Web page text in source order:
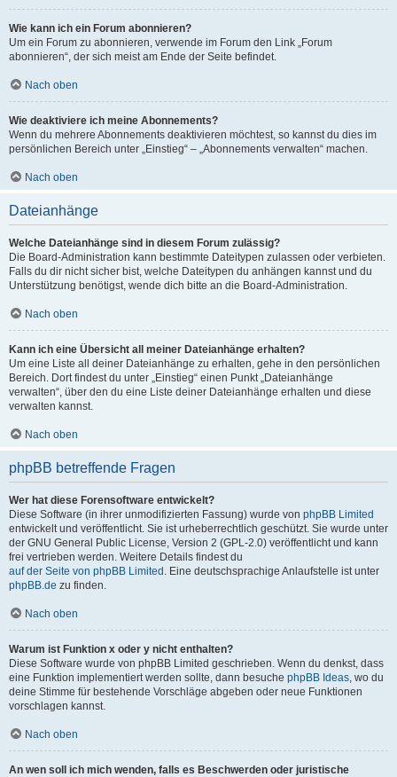
Wie kann ich ein Forum abonnieren?
Um ein Forum zu abonnieren, verwende im Forum den Link „Forum
abonnieren“, der sich meist am Ende der Seite befindet.
Nach oben
Wie deaktiviere ich meine Abonnements?
Wenn du mehrere Abonnements deaktivieren möchtest, so kannst du dies im
persönlichen Bereich unter „Einstieg“ – „Abonnements verwalten“ machen.
Nach oben
Dateianhänge
Welche Dateianhänge sind in diesem Forum zulässig?
Die Board-Administration kann bestimmte Dateitypen zulassen oder verbieten.
Falls du dir nicht sicher bist, welche Dateitypen du anhängen kannst und du
Unterstützung benötigst, wende dich bitte an die Board-Administration.
Nach oben
Kann ich eine Übersicht all meiner Dateianhänge erhalten?
Um eine Liste all deiner Dateianhänge zu erhalten, gehe in den persönlichen
Bereich. Dort findest du unter „Einstieg“ einen Punkt „Dateianhänge
verwalten“, über den du eine Liste deiner Dateianhänge erhalten und diese
verwalten kannst.
Nach oben
phpBB betreffende Fragen
Wer hat diese Forensoftware entwickelt?
Diese Software (in ihrer unmodifizierten Fassung) wurde von phpBB Limited
entwickelt und veröffentlicht. Sie ist urheberrechtlich geschützt. Sie wurde unter
der GNU General Public License, Version 2 (GPL-2.0) veröffentlicht und kann
frei vertrieben werden. Weitere Details findest du
auf der Seite von phpBB Limited . Eine deutschsprachige Anlaufstelle ist unter
phpBB.de zu finden.
Nach oben
Warum ist Funktion x oder y nicht enthalten?
Diese Software wurde von phpBB Limited geschrieben. Wenn du denkst, dass
eine Funktion implementiert werden sollte, dann besuche phpBB Ideas, wo du
deine Stimme für bestehende Vorschläge abgeben oder neue Funktionen
vorschlagen kannst.
Nach oben
An wen soll ich mich wenden, falls es Beschwerden oder juristische